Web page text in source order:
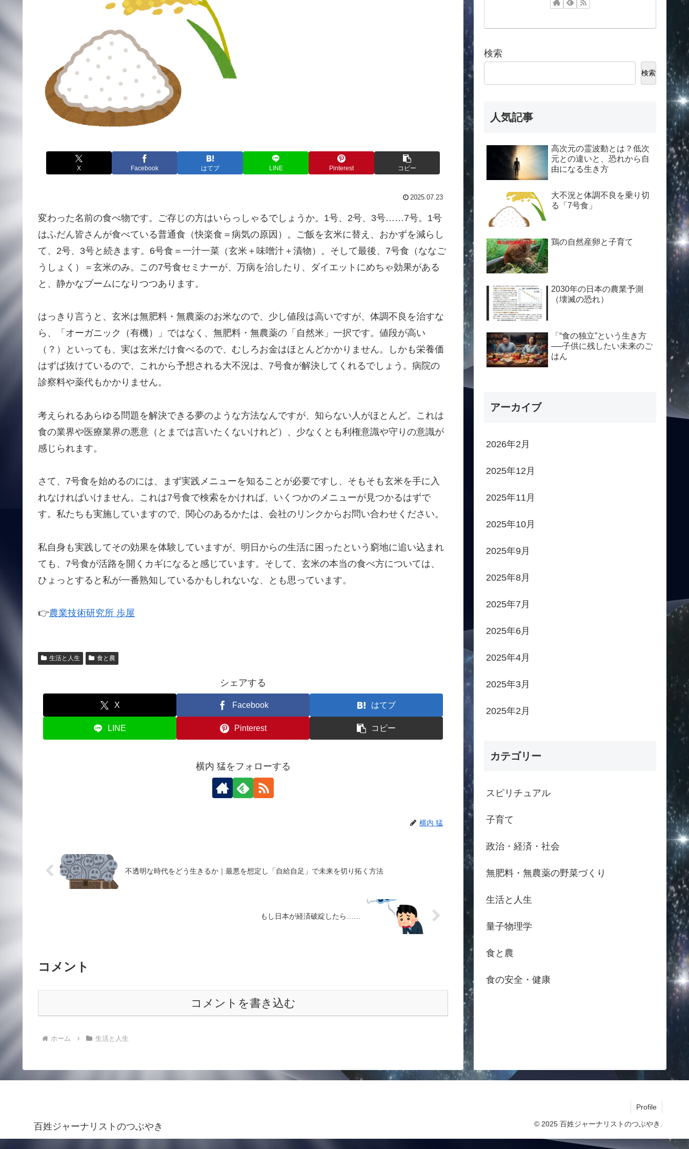
X Facebook はてブ LINE Pinterest コピー
2025.07.23
変わった名前の食べ物です。ご存じの方はいらっしゃるでしょうか。1号、2号、3号……7号。1号
はふだん皆さんが食べている普通食（快楽食＝病気の原因）。ご飯を玄米に替え、おかずを減らし
て、2号、3号と続きます。6号食＝一汁一菜（玄米＋味噌汁＋漬物）。そして最後、7号食（ななご
うしょく）＝玄米のみ。この7号食セミナーが、万病を治したり、ダイエットにめちゃ効果がある
と、静かなブームになりつつあります。
はっきり言うと、玄米は無肥料・無農薬のお米なので、少し値段は高いですが、体調不良を治すな
ら、「オーガニック（有機）」ではなく、無肥料・無農薬の「自然米」一択です。値段が高い
（？）といっても、実は玄米だけ食べるので、むしろお金はほとんどかかりません。しかも栄養価
はずば抜けているので、これから予想される大不況は、7号食が解決してくれるでしょう。病院の
診察料や薬代もかかりません。
考えられるあらゆる問題を解決できる夢のような方法なんですが、知らない人がほとんど。これは
食の業界や医療業界の悪意（とまでは言いたくないけれど）、少なくとも利権意識や守りの意識が
感じられます。
さて、7号食を始めるのには、まず実践メニューを知ることが必要ですし、そもそも玄米を手に入
れなければいけません。これは7号食で検索をかければ、いくつかのメニューが見つかるはずで
す。私たちも実施していますので、関心のあるかたは、会社のリンクからお問い合わせください。
私自身も実践してその効果を体験していますが、明日からの生活に困ったという窮地に追い込まれ
ても、7号食が活路を開くカギになると感じています。そして、玄米の本当の食べ方については、
ひょっとすると私が一番熟知しているかもしれないな、とも思っています。
👉農業技術研究所 歩屋
生活と人生 食と農
シェアする
X Facebook はてブ
LINE Pinterest コピー
横内 猛をフォローする
横内 猛
不透明な時代をどう生きるか｜最悪を想定し「自給自足」で未来を切り拓く方法
もし日本が経済破綻したら……
コメント
コメントを書き込む
ホーム 生活と人生
検索
検索
人気記事
高次元の霊波動とは？低次
元との違いと、恐れから自
由になる生き方
大不況と体調不良を乗り切
る「7号食」
鶏の自然産卵と子育て
2030年の日本の農業予測
（壊滅の恐れ）
「“食の独立”という生き方
──子供に残したい未来のご
はん
アーカイブ
2026年2月
2025年12月
2025年11月
2025年10月
2025年9月
2025年8月
2025年7月
2025年6月
2025年4月
2025年3月
2025年2月
カテゴリー
スピリチュアル
子育て
政治・経済・社会
無肥料・無農薬の野菜づくり
生活と人生
量子物理学
食と農
食の安全・健康
百姓ジャーナリストのつぶやき
Profile
© 2025 百姓ジャーナリストのつぶやき.